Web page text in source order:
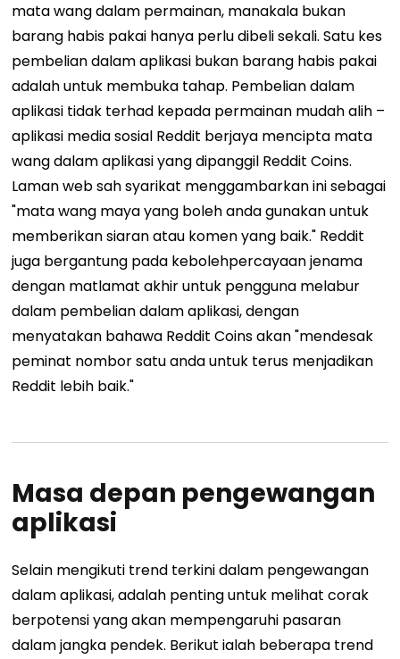
mata wang dalam permainan, manakala bukan
barang habis pakai hanya perlu dibeli sekali. Satu kes
pembelian dalam aplikasi bukan barang habis pakai
adalah untuk membuka tahap. Pembelian dalam
aplikasi tidak terhad kepada permainan mudah alih –
aplikasi media sosial Reddit berjaya mencipta mata
wang dalam aplikasi yang dipanggil Reddit Coins.
Laman web sah syarikat menggambarkan ini sebagai
"mata wang maya yang boleh anda gunakan untuk
memberikan siaran atau komen yang baik." Reddit
juga bergantung pada kebolehpercayaan jenama
dengan matlamat akhir untuk pengguna melabur
dalam pembelian dalam aplikasi, dengan
menyatakan bahawa Reddit Coins akan "mendesak
peminat nombor satu anda untuk terus menjadikan
Reddit lebih baik."
Masa depan pengewangan
aplikasi
Selain mengikuti trend terkini dalam pengewangan
dalam aplikasi, adalah penting untuk melihat corak
berpotensi yang akan mempengaruhi pasaran
dalam jangka pendek. Berikut ialah beberapa trend